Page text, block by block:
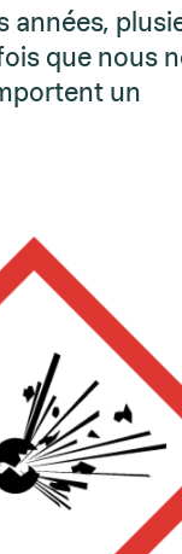
années,
que nous
un